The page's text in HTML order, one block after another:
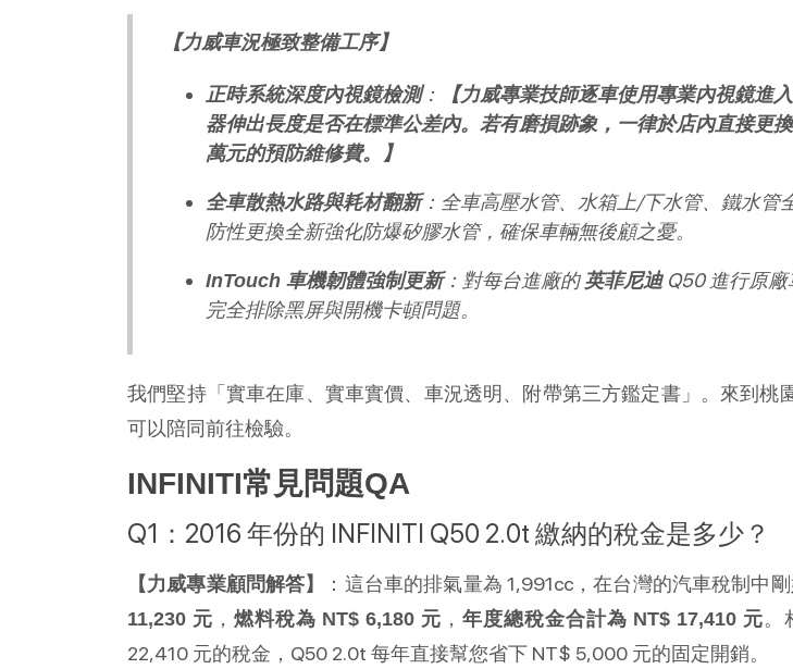
【力威車況極致整備工序】
正時系統深度內視鏡檢測：
【力威專業技師逐車使用專業內視鏡進
器伸出長度是否在標準公差內。若有磨損跡象，一律於店內直接更
萬元的預防維修費。】
全車散熱水路與耗材翻新：全車高壓水管、水箱上/下水管、鐵水管
防性更換全新強化防爆矽膠水管，確保車輛無後顧之憂。
InTouch 車機韌體強制更新：對每台進廠的 英菲尼迪 Q50 進行原廠
完全排除黑屏與開機卡頓問題。
我們堅持「實車在庫、實車實價、車況透明、附帶第三方鑑定書」。來到桃
可以陪同前往檢驗。
INFINITI常見問題QA
Q1：2016 年份的 INFINITI Q50 2.0t 繳納的稅金是多少？
【力威專業顧問解答】 ：這台車的排氣量為 1,991cc，在台灣的汽車稅制中
11,230 元 ， 燃料稅為 NT$ 6,180 元 ，年度總稅金合計為 NT$ 17,410 元。
22,410 元的稅金，Q50 2.0t 每年直接幫您省下 NT$ 5,000 元的固定開銷。